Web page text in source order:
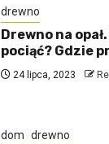
drewno
Drewno na
pociąć? Gdzie
24 lipca, 2023
dom drewno